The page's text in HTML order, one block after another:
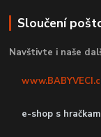
Sloučení
Navštivte i naše
e-shop s